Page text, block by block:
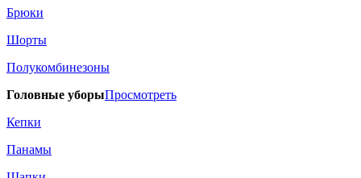
Брюки
Шорты
Полукомбинезоны
Головные уборыПросмотреть
Кепки
Панамы